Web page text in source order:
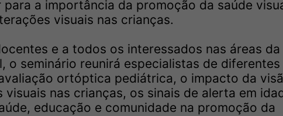
a importância da promoção da saúde
visuais nas crianças.
e a todos os interessados nas áreas da
o seminário reunirá especialistas de diferentes
ortóptica pediátrica, o impacto da
nas crianças, os sinais de alerta em
educação e comunidade na promoção da